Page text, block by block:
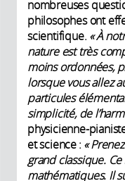
nombreuses
philosophes ont
scientifique. « À
nature est très
moins ordonnées,
lorsque vous allez
particules
simplicité, de
physicienne-
et science : «
grand classique.
mathématiques. Il